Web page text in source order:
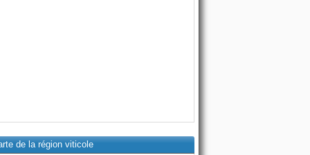
de la région viticole